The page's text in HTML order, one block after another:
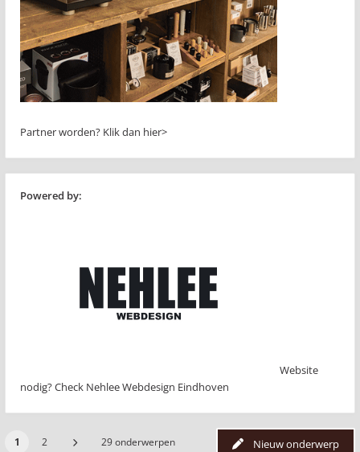
Partner worden? Klik dan hier>
Powered by:
Website
nodig? Check Nehlee Webdesign Eindhoven
Nieuw onderwerp
1 2 29 onderwerpen